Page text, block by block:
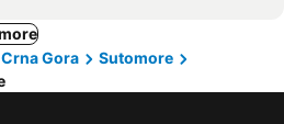
Crna Gora
Sutomore